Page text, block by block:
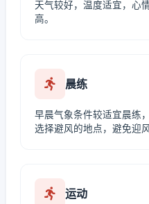
天气较好，温度适宜，心
高。
晨练
早晨气象条件较适宜晨练
选择避风的地点，避免迎风
运动